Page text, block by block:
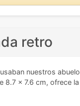
retro
nuestros
8.7 x 7.6 cm, ofrece